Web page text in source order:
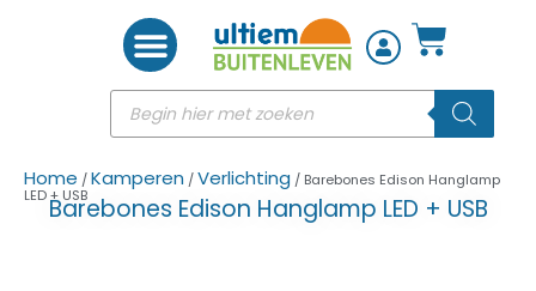
Home /Kamperen /Verlichting / Barebones Edison Hanglamp
LED + USB
Barebones Edison Hanglamp LED + USB